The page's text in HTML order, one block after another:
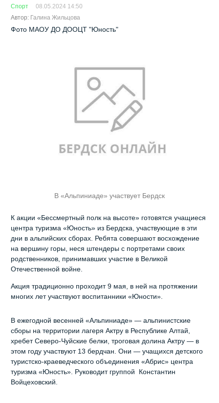
Спорт
08.05.2024 14:50
Автор: Галина Жильцова
Фото МАОУ ДО ДООЦТ "Юность"
В «Альпиниаде» участвует Бердск
К акции «Бессмертный полк на высоте» готовятся учащиеся
центра туризма «Юность» из Бердска, участвующие в эти
дни в альпийских сборах. Ребята совершают восхождение
на вершину горы, неся штендеры с портретами своих
родственников, принимавших участие в Великой
Отечественной войне.
Акция традиционно проходит 9 мая, в ней на протяжении
многих лет участвуют воспитанники «Юности».
В ежегодной весенней «Альпиниаде» — альпинистские
сборы на территории лагеря Актру в Республике Алтай,
хребет Северо-Чуйские белки, троговая долина Актру — в
этом году участвуют 13 бердчан. Они — учащихся детского
туристско-краеведческого объединения «Абрис» центра
туризма «Юность». Руководит группой Константин
Войцеховский.